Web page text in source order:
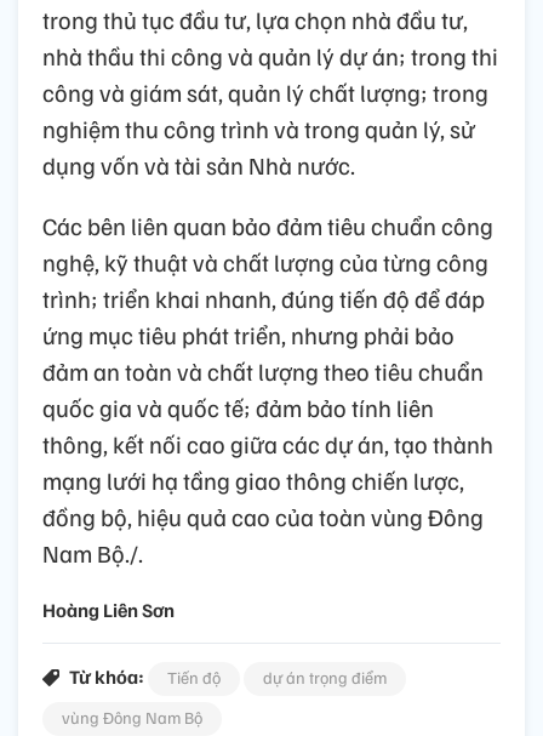
trong thủ tục đầu tư, lựa chọn nhà đầu tư,
nhà thầu thi công và quản lý dự án; trong thi
công và giám sát, quản lý chất lượng; trong
nghiệm thu công trình và trong quản lý, sử
dụng vốn và tài sản Nhà nước.
Các bên liên quan bảo đảm tiêu chuẩn công
nghệ, kỹ thuật và chất lượng của từng công
trình; triển khai nhanh, đúng tiến độ để đáp
ứng mục tiêu phát triển, nhưng phải bảo
đảm an toàn và chất lượng theo tiêu chuẩn
quốc gia và quốc tế; đảm bảo tính liên
thông, kết nối cao giữa các dự án, tạo thành
mạng lưới hạ tầng giao thông chiến lược,
đồng bộ, hiệu quả cao của toàn vùng Đông
Nam Bộ./.
Hoàng Liên Sơn
Từ khóa: Tiến độ
dự án trọng điểm
vùng Đông Nam Bộ